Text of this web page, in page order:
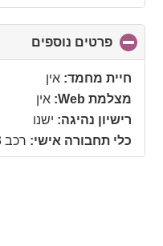
פרטים נוספים
to
חיית מחמד: אין
מצלמת Web:
אין
רישיון נהיגה: ישנו
כלי תחבורה אישי: רכב Mazda 3